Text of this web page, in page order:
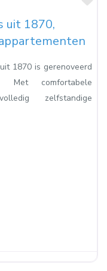
uit 1870,
1870 is gerenoveerd
Met comfortabele
zelfstandige